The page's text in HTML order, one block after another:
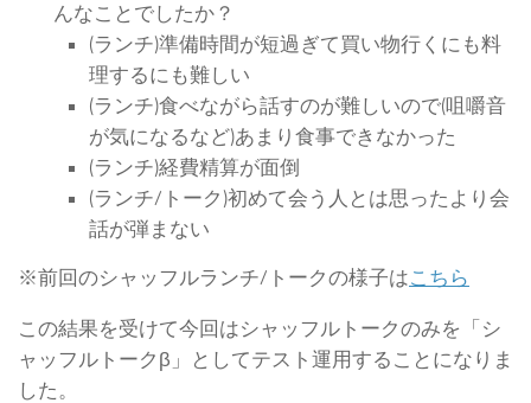
んなことでしたか？
(ランチ)準備時間が短過ぎて買い物行くにも料
理するにも難しい
(ランチ)食べながら話すのが難しいので(咀嚼音
が気になるなど)あまり食事できなかった
(ランチ)経費精算が面倒
(ランチ/トーク)初めて会う人とは思ったより会
話が弾まない
※前回のシャッフルランチ/トークの様子はこちら
この結果を受けて今回はシャッフルトークのみを「シ
ャッフルトークβ」としてテスト運用することになりま
した。